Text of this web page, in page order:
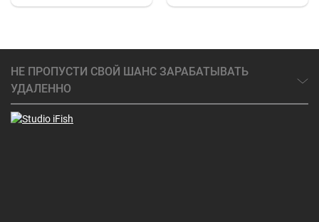
НЕ ПРОПУСТИ СВОЙ ШАНС ЗАРАБАТЫВАТЬ
УДАЛЕННО